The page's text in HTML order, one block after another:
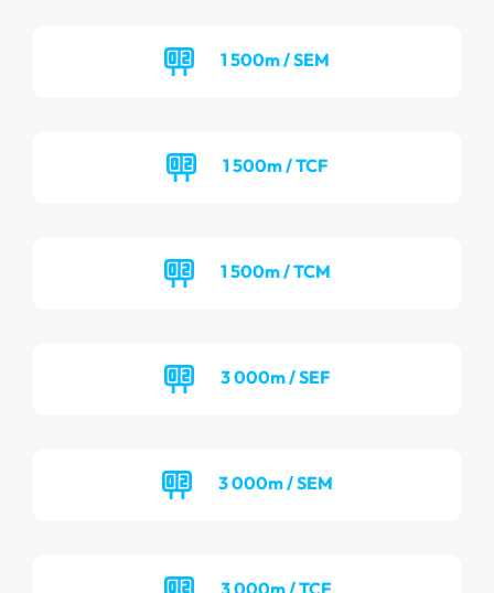
1 500m / SEM
1 500m / TCF
1 500m / TCM
3 000m / SEF
3 000m / SEM
3 000m / TCF